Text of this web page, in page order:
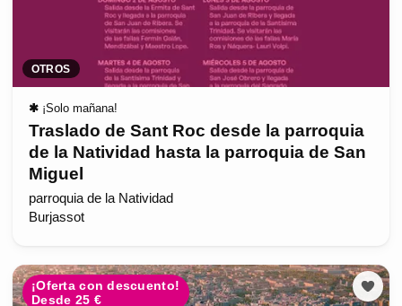
OTROS
✱ ¡Solo mañana!
Traslado de Sant Roc desde la parroquia
de la Natividad hasta la parroquia de San
Miguel
parroquia de la Natividad
Burjassot
¡Oferta con descuento!
Desde 25 €